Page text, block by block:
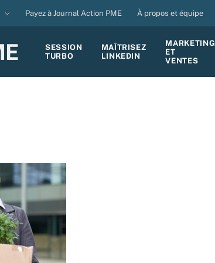
Payez à Journal Action PME À propos et équipe
SESSION
TURBO
MAÎTRISEZ
LINKEDIN
MARKETING
ET
VENTES